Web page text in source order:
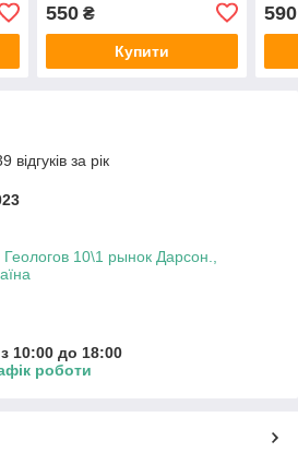
550₴
Купити
590
за рік
10\1 рынок Дарсон.,
10:00 до 18:00
роботи